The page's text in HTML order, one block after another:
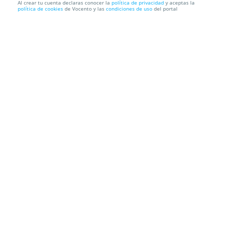
La Mar de Músicas: María Arnal + Monsieur Periné
Al crear tu cuenta declaras conocer la política de privacidad y aceptas la
política de cookies de Vocento y las condiciones de uso del portal